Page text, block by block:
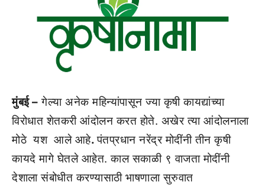
मुंबई – गेल्या अनेक महिन्यांपासून ज्या कृषी कायद्यांच्या
विरोधात शेतकरी आंदोलन करत होते. अखेर त्या आंदोलनाला
मोठे यश आले आहे.पंतप्रधान नरेंद्र मोदींनी तीन कृषी
कायदे मागे घेतले आहेत. काल सकाळी ९ वाजता मोदींनी
देशाला संबोधीत करण्यासाठी भाषणाला सुरुवात